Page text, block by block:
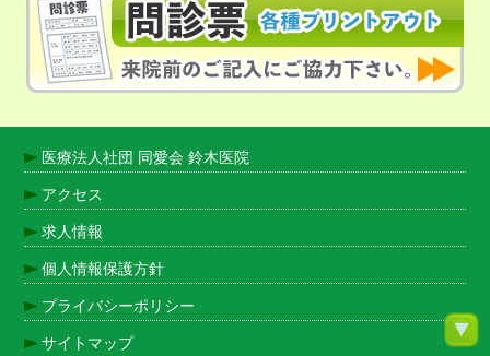
医療法人社団 同愛会 鈴木医院
アクセス
求人情報
個人情報保護方針
プライバシーポリシー
サイトマップ